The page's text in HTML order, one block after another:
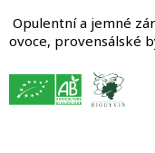
Opulentní a jemné
ovoce, provensálské